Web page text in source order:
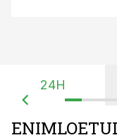
24H